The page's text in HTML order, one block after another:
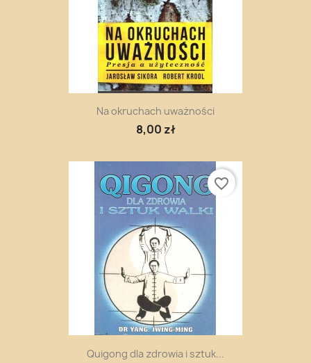
Na okruchach uważności
8,00 zł
Quigong dla zdrowia i sztuk...
favorite_border